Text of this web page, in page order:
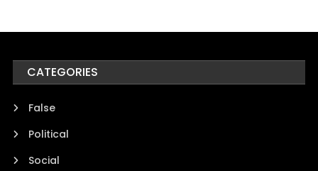
CATEGORIES
False
Political
Social